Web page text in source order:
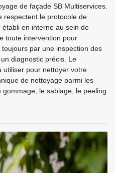
de façade SB Multiservices.
respectent le protocole de
en interne au sein de
toute intervention pour
par une inspection des
diagnostic précis. Le
utiliser pour nettoyer votre
de nettoyage parmi les
le sablage, le peeling